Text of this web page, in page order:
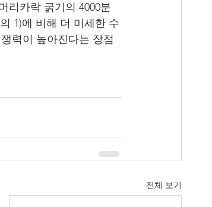
리카락 굵기의 4000분
1)에 비해 더 미세한 수
력이 높아진다는 장점
전체 보기